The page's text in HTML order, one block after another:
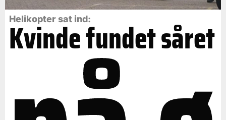
Helikopter sat ind:
Kvinde fundet såret